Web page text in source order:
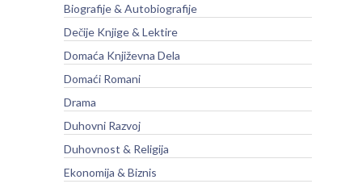
Biografije & Autobiografije
Dečije Knjige & Lektire
Domaća Književna Dela
Domaći Romani
Drama
Duhovni Razvoj
Duhovnost & Religija
Ekonomija & Biznis